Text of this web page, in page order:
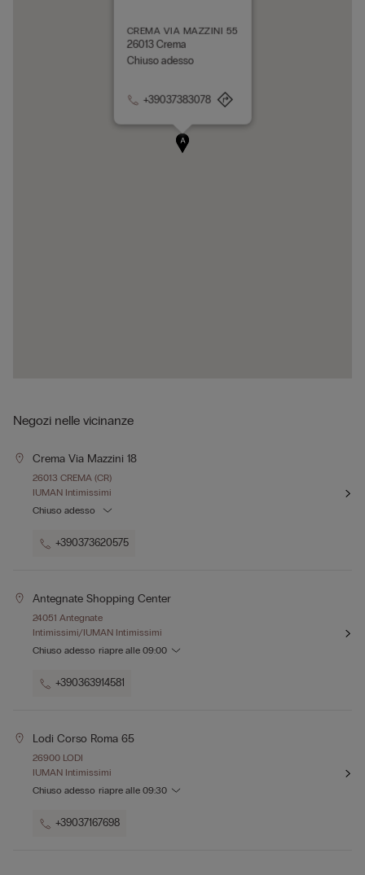
A
CREMA VIA MAZZINI 55
26013 Crema
Chiuso adesso
+39037383078
Negozi nelle vicinanze
Crema Via Mazzini 18
26013 CREMA (CR)
IUMAN Intimissimi
Chiuso adesso
+390373620575
Antegnate Shopping Center
24051 Antegnate
Intimissimi/IUMAN Intimissimi
Chiuso adesso riapre alle 09:00
+390363914581
Lodi Corso Roma 65
26900 LODI
IUMAN Intimissimi
Chiuso adesso riapre alle 09:30
+39037167698